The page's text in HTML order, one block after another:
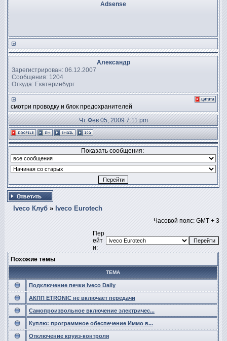
Adsense
Александр
Зарегистрирован: 06.12.2007
Сообщения: 1204
Откуда: Екатеринбург
смотри проводку и блок предохранителей
Чт Фев 05, 2009 7:11 pm
Показать сообщения:
Iveco Клуб » Iveco Eurotech
Часовой пояс: GMT + 3
Пер
ейт
и:
Похожие темы
ТЕМА
Подключение печки Iveco Daily
АКПП ETRONIC не включает передачи
Самопроизвольное включение электричес...
Куплю: программное обеспечение Иммо в...
Отключение круиз-контроля